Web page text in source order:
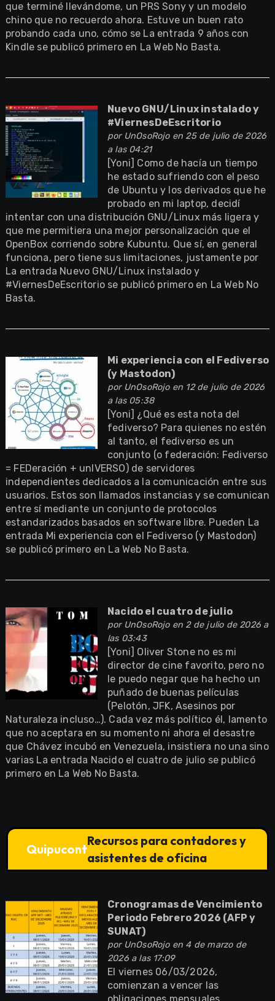
que terminé llevándome, un PRS Sony y un modelo
chino que no recuerdo ahora. Estuve un buen rato
probando cada uno, cómo se La entrada 9 años con
Kindle se publicó primero en La Web No Basta.
Nuevo GNU/Linux instalado y
#ViernesDeEscritorio
por UnOsoRojoen 25 de julio de 2026
a las 04:21
[Yoni] Como de hacía un tiempo
he estado sufriendo con el peso
de Ubuntu y los derivados que he
probado en mi laptop, decidí
intentar con una distribución GNU/Linux más ligera y
que me permitiera una mejor personalización que el
OpenBox corriendo sobre Kubuntu. Que sí, en general
funciona, pero tiene sus limitaciones, justamente por
La entrada Nuevo GNU/Linux instalado y
#ViernesDeEscritorio se publicó primero en La Web No
Basta.
Mi experiencia con el Fediverso
(y Mastodon)
por UnOsoRojoen 12 de julio de 2026
a las 05:38
[Yoni] ¿Qué es esta nota del
fediverso? Para quienes no estén
al tanto, el fediverso es un
conjunto (o federación: Fediverso
= FEDeración + unIVERSO) de servidores
independientes dedicados a la comunicación entre sus
usuarios. Estos son llamados instancias y se comunican
entre sí mediante un conjunto de protocolos
estandarizados basados en software libre. Pueden La
entrada Mi experiencia con el Fediverso (y Mastodon)
se publicó primero en La Web No Basta.
Nacido el cuatro de julio
por UnOsoRojoen 2 de julio de 2026 a
las 03:43
[Yoni] Oliver Stone no es mi
director de cine favorito, pero no
le puedo negar que ha hecho un
puñado de buenas películas
(Pelotón, JFK, Asesinos por
Naturaleza incluso…). Cada vez más político él, lamento
que no aceptara en su momento ni ahora el desastre
que Chávez incubó en Venezuela, insistiera no una sino
varias La entrada Nacido el cuatro de julio se publicó
primero en La Web No Basta.
Quipucont
Recursos para contadores y
asistentes de oficina
Cronogramas de Vencimiento
Periodo Febrero 2026 (AFP y
SUNAT)
por UnOsoRojoen 4 de marzo de
2026 a las 17:09
El viernes 06/03/2026,
comienzan a vencer las